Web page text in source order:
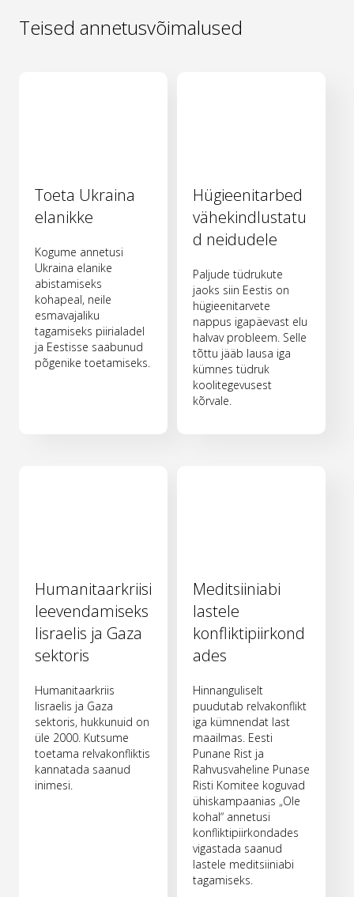
Teised annetusvõimalused
Toeta Ukraina
elanikke
Kogume annetusi
Ukraina elanike
abistamiseks
kohapeal, neile
esmavajaliku
tagamiseks piirialadel
ja Eestisse saabunud
põgenike toetamiseks.
Hügieenitarbed
vähekindlustatu
d neidudele
Paljude tüdrukute
jaoks siin Eestis on
hügieenitarvete
nappus igapäevast elu
halvav probleem. Selle
tõttu jääb lausa iga
kümnes tüdruk
koolitegevusest
kõrvale.
Humanitaarkriisi
leevendamiseks
Iisraelis ja Gaza
sektoris
Humanitaarkriis
Iisraelis ja Gaza
sektoris, hukkunuid on
üle 2000. Kutsume
toetama relvakonfliktis
kannatada saanud
inimesi.
Meditsiiniabi
lastele
konfliktipiirkond
ades
Hinnanguliselt
puudutab relvakonflikt
iga kümnendat last
maailmas. Eesti
Punane Rist ja
Rahvusvaheline Punase
Risti Komitee koguvad
ühiskampaanias „Ole
kohal“ annetusi
konfliktipiirkondades
vigastada saanud
lastele meditsiiniabi
tagamiseks.